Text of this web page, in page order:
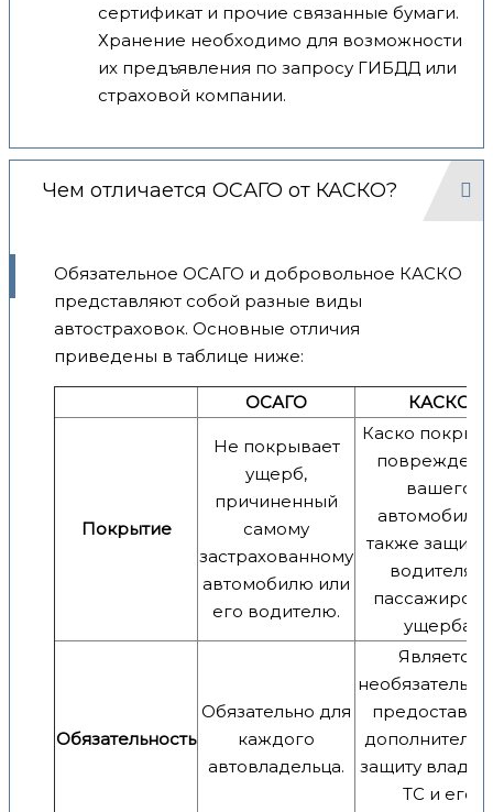
сертификат и прочие связанные бумаги.
Хранение необходимо для возможности
их предъявления по запросу ГИБДД или
страховой компании.
Чем отличается ОСАГО от КАСКО?
Обязательное ОСАГО и добровольное КАСКО
представляют собой разные виды
автостраховок. Основные отличия
приведены в таблице ниже:
ОСАГО КАСКО
Покрытие
Не покрывает
ущерб,
причиненный
самому
застрахованному
автомобилю или
его водителю.
Каско
вашего
автомобиля,
также
водителя и
пассажиров
ущерба.
Обязательность
Обязательно для
каждого
автовладельца.
Является
защиту
ТС и его